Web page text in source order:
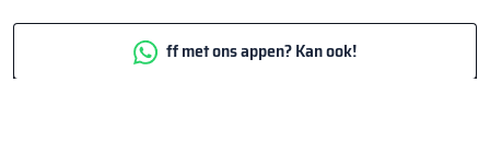
ff met ons appen? Kan ook!